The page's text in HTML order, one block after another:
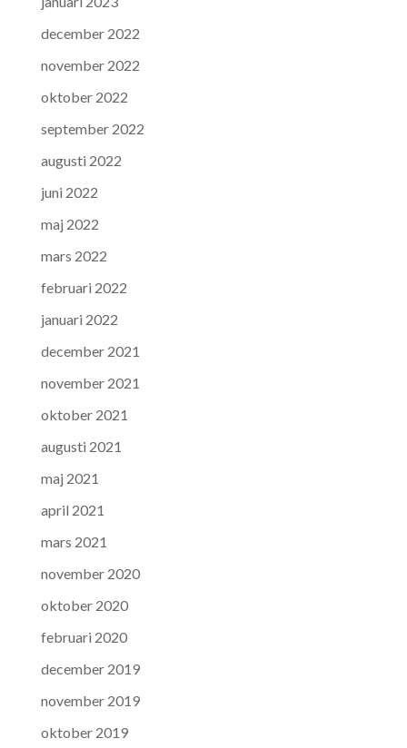
december 2022
november 2022
oktober 2022
september 2022
augusti 2022
juni 2022
maj 2022
mars 2022
februari 2022
januari 2022
december 2021
november 2021
oktober 2021
augusti 2021
maj 2021
april 2021
mars 2021
november 2020
oktober 2020
februari 2020
december 2019
november 2019
oktober 2019